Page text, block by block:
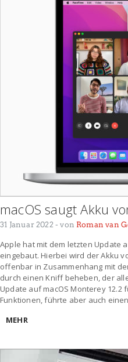
macOS saugt Akku
31 Januar 2022 - von Roman van
Apple hat mit dem letzten Update
eingebaut. Hierbei wird der Akku
offenbar in Zusammenhang mit
durch einen Kniff beheben, der
Update auf macOS Monterey
Funktionen, führte aber auch
MEHR